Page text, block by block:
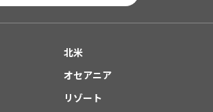
北米
オセアニア
リゾート